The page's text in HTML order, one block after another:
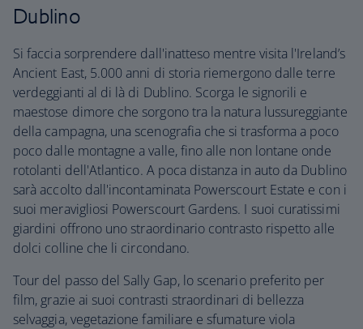
Dublino
Si faccia sorprendere dall'inatteso mentre visita l'Ireland’s
Ancient East, 5.000 anni di storia riemergono dalle terre
verdeggianti al di là di Dublino. Scorga le signorili e
maestose dimore che sorgono tra la natura lussureggiante
della campagna, una scenografia che si trasforma a poco
poco dalle montagne a valle, fino alle non lontane onde
rotolanti dell'Atlantico. A poca distanza in auto da Dublino
sarà accolto dall'incontaminata Powerscourt Estate e con i
suoi meravigliosi Powerscourt Gardens. I suoi curatissimi
giardini offrono uno straordinario contrasto rispetto alle
dolci colline che li circondano.
Tour del passo del Sally Gap, lo scenario preferito per
film, grazie ai suoi contrasti straordinari di bellezza
selvaggia, vegetazione familiare e sfumature viola